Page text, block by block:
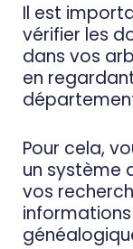
Il est
vérifier les
dans vos
en
Pour cela,
un système
vos